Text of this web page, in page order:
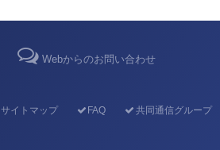
Webからのお問い合わせ
サイトマップ FAQ 共同通信グループ